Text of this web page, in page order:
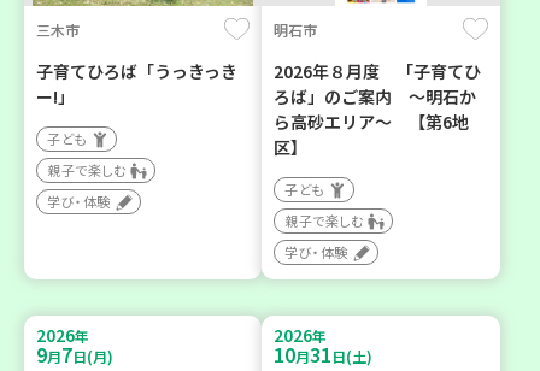
三木市
子育てひろば「うっきっき
ー!」
子ども
親子で楽しむ
学び・体験
明石市
2026年８月度 「子育てひ
ろば」のご案内 ～明石か
ら高砂エリア～ 【第6地
区】
子ども
親子で楽しむ
学び・体験
2026年
9月7日(月)
2026年
10月31日(土)